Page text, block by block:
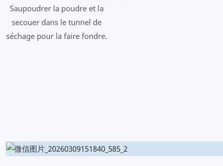
Saupoudrer la poudre et la
secouer dans le tunnel de
séchage pour la faire fondre.